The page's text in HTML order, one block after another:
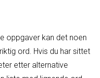
oppgaver kan det noen
ord. Hvis du har sittet
etter alternative